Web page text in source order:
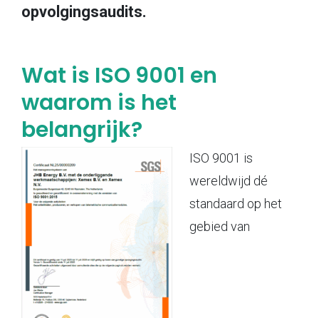
opvolgingsaudits.
Wat is ISO 9001 en
waarom is het
belangrijk?
ISO 9001 is
wereldwijd dé
standaard op het
gebied van